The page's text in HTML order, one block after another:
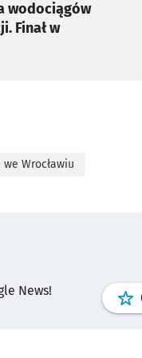
wodociągów
Finał w
Wrocławiu
News!